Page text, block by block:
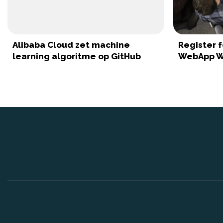
Alibaba Cloud zet machine
learning algoritme op GitHub
Register
WebApp